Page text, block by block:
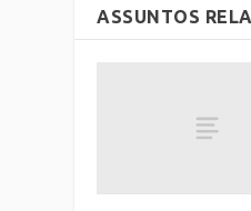
ASSUNTOS